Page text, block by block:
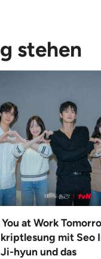
stehen
You at Work
mit Seo
hyun und das